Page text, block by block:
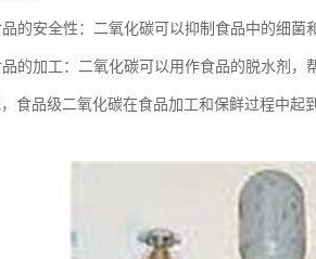
的安全性：二氧化碳可以抑制食品中的细菌
的加工：二氧化碳可以用作食品的脱水剂，
食品级二氧化碳在食品加工和保鲜过程中起